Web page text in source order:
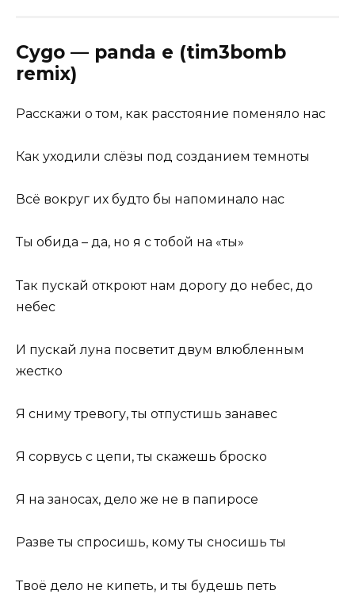
Cygo — panda e (tim3bomb
remix)
Расскажи о том, как расстояние поменяло нас
Как уходили слёзы под созданием темноты
Всё вокруг их будто бы напоминало нас
Ты обида – да, но я с тобой на «ты»
Так пускай откроют нам дорогу до небес, до
небес
И пускай луна посветит двум влюбленным
жестко
Я сниму тревогу, ты отпустишь занавес
Я сорвусь с цепи, ты скажешь броско
Я на заносах, дело же не в папиросе
Разве ты спросишь, кому ты сносишь ты
Твоё дело не кипеть, и ты будешь петь